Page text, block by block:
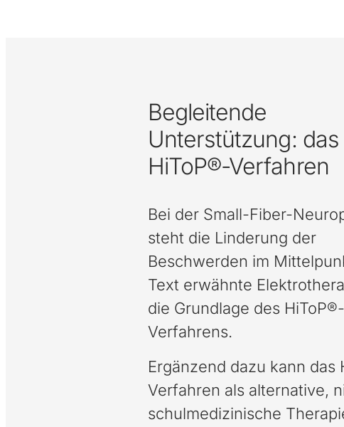
Begleitende
Unterstützung: das
HiToP®-Verfahren
Bei der Small-Fiber-
steht die Linderung der
Beschwerden im
Text erwähnte
die Grundlage des HiToP®-
Verfahrens.
Ergänzend dazu kann das
Verfahren als alternative,
schulmedizinische